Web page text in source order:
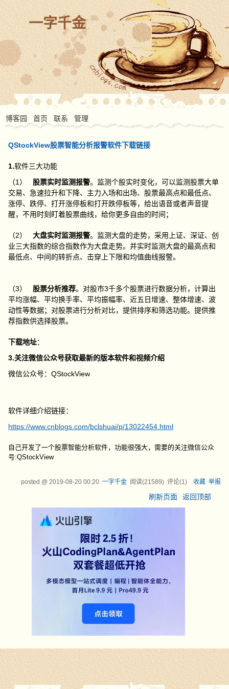
一字千金
博客园 首页 联系 管理
QStockView股票智能分析报警软件下载链接
1.软件三大功能
（1） 股票实时监测报警。监测个股实时变化，可以监测股票大单
交易、急速拉升和下降、主力入场和出场、股票最高点和最低点、
涨停、跌停、打开涨停板和打开跌停板等，给出语音或者声音提
醒，不用时刻盯着股票曲线，给你更多自由的时间；
（2）大盘实时监测报警。监测大盘的走势，采用上证、深证、创
业三大指数的综合指数作为大盘走势。并实时监测大盘的最高点和
最低点、中间的转折点、击穿上下限和均值曲线报警。
（3） 股票分析推荐。对股市3千多个股票进行数据分析，计算出
平均涨幅、平均换手率、平均振幅率、近五日增速、整体增速、波
动性等数据；对股票进行分析对比，提供排序和筛选功能。提供推
荐指数供选择股票。
下载地址：
3.关注微信公众号获取最新的版本软件和视频介绍
微信公众号：QStockView
软件详细介绍链接：
https://www.cnblogs.com/bclshuai/p/13022454.html
自己开发了一个股票智能分析软件，功能很强大，需要的关注微信公众
号:QStockView
posted @ 2019-08-20 00:20 一字千金阅读(21589) 评论(1) 收藏 举报
刷新页面 返回顶部